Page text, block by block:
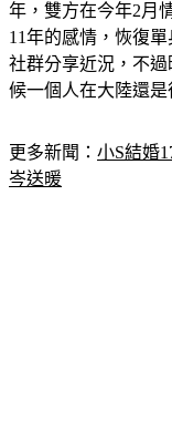
年，雙方在今年2月
11年的感情，恢復
社群分享近況，不
候一個人在大陸還是
更多新聞： 小S結婚
岑送暖